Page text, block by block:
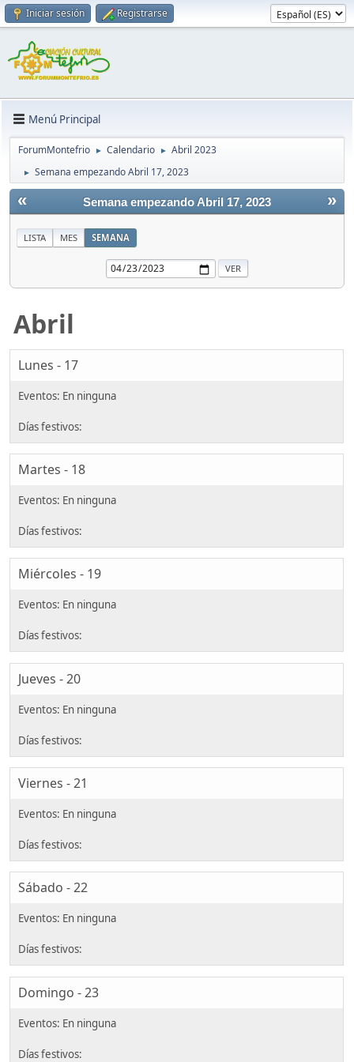
Iniciar sesión Registrarse
Menú Principal
ForumMontefrio ► Calendario ► Abril 2023
► Semana empezando Abril 17, 2023
« »
Semana empezando Abril 17, 2023
LISTA MES SEMANA
Abril
Lunes - 17
Martes - 18
Miércoles - 19
Jueves - 20
Viernes - 21
Sábado - 22
Domingo - 23